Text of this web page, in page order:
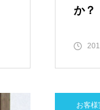
か？
お客様